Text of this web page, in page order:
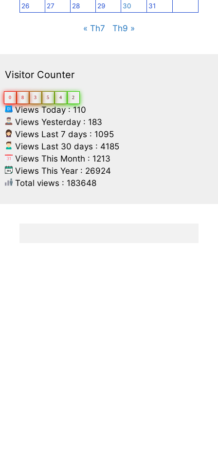
26
27 28 29 30 31
« Th7 Th9 »
Visitor Counter
0 8 3 5 4 2
Views Today : 110
Views Yesterday : 183
Views Last 7 days : 1095
Views Last 30 days : 4185
Views This Month : 1213
Views This Year : 26924
Total views : 183648